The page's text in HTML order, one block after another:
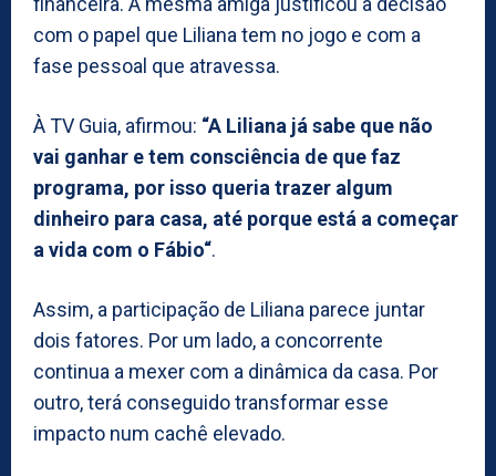
com o papel que Liliana tem no jogo e com a
fase pessoal que atravessa.
À TV Guia, afirmou: “A Liliana já sabe que não
vai ganhar e tem consciência de que faz
programa, por isso queria trazer algum
dinheiro para casa, até porque está a começar
a vida com o Fábio“.
Assim, a participação de Liliana parece juntar
dois fatores. Por um lado, a concorrente
continua a mexer com a dinâmica da casa. Por
outro, terá conseguido transformar esse
impacto num cachê elevado.